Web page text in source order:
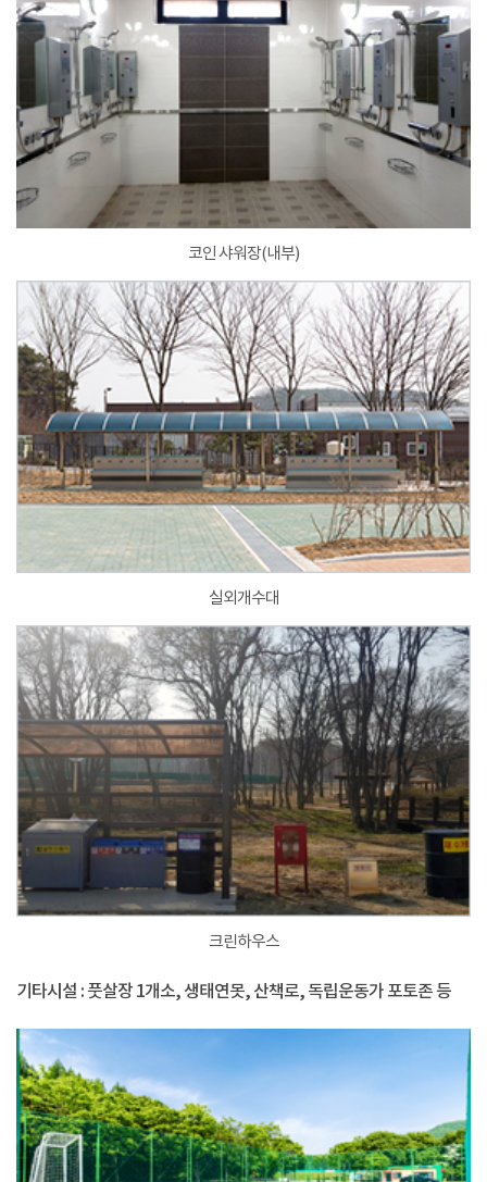
코인 샤워장(내부)
실외개수대
크린하우스
기타시설 : 풋살장 1개소, 생태연못, 산책로, 독립운동가 포토존 등